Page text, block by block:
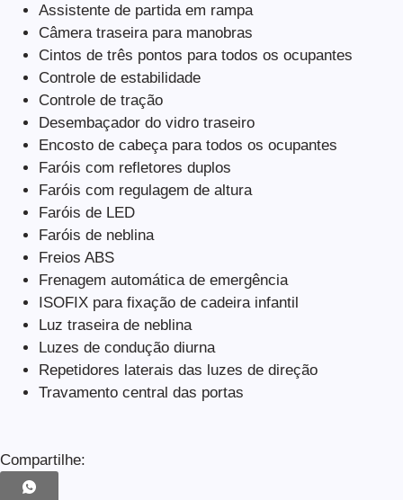
Assistente de partida em rampa
Câmera traseira para manobras
Cintos de três pontos para todos os ocupantes
Controle de estabilidade
Controle de tração
Desembaçador do vidro traseiro
Encosto de cabeça para todos os ocupantes
Faróis com refletores duplos
Faróis com regulagem de altura
Faróis de LED
Faróis de neblina
Freios ABS
Frenagem automática de emergência
ISOFIX para fixação de cadeira infantil
Luz traseira de neblina
Luzes de condução diurna
Repetidores laterais das luzes de direção
Travamento central das portas
Compartilhe: